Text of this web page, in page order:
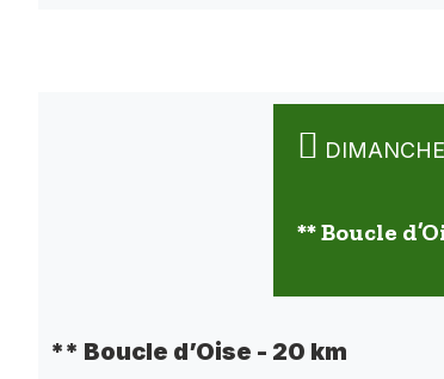
** Boucle
** Boucle d’Oise - 20 km